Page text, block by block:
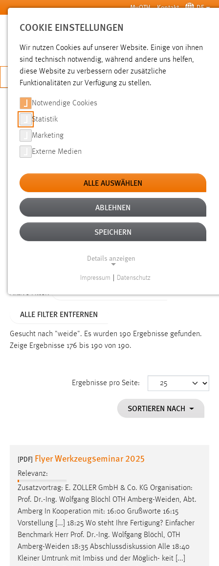
Zum Hauptinhalt springen MyOTH Kontakt DE
SUCHE
JETZT BEWERBEN
SUCHE
FILTER
Typ
Erstellungsdatum
Alter
Aktive Filter:
ALLE FILTER ENTFERNEN
Gesucht nach "weide". Es wurden 190 Ergebnisse gefunden.
Zeige Ergebnisse 176 bis 190 von 190.
Ergebnisse pro Seite:
SORTIEREN NACH
[PDF] Flyer Werkzeugseminar 2025
Relevanz:
Zusatzvortrag: E. ZOLLER GmbH & Co. KG Organisation:
Prof. Dr.-Ing. Wolfgang Blöchl OTH Amberg-Weiden, Abt.
Amberg In Kooperation mit: 16:00 Grußworte 16:15
Vorstellung [...] 18:25 Wo steht Ihre Fertigung? Einfacher
Benchmark Herr Prof. Dr.-Ing. Wolfgang Blöchl, OTH
Amberg-Weiden 18:35 Abschlussdiskussion Alle 18:40
Kleiner Umtrunk mit Imbiss und der Möglich- keit [...]
COOKIE EINSTELLUNGEN
Wir nutzen Cookies auf unserer Website. Einige von ihnen
sind technisch notwendig, während andere uns helfen,
diese Website zu verbessern oder zusätzliche
Funktionalitäten zur Verfügung zu stellen.
Notwendige Cookies
Statistik
Marketing
Externe Medien
ALLE AUSWÄHLEN
ABLEHNEN
SPEICHERN
Details anzeigen
Funktionen und sind für die einwandfreie Funktion der
Einverständnis
cookie_consent
Dieser Cookie speichert die ausgewählten Einverständnis-
Performance
Name:
Zweck:
Für performante Seitenauslieferung wird in diesem Cookie
gespeichert, ob man eingeloggt ist.
Impressum Datenschutz